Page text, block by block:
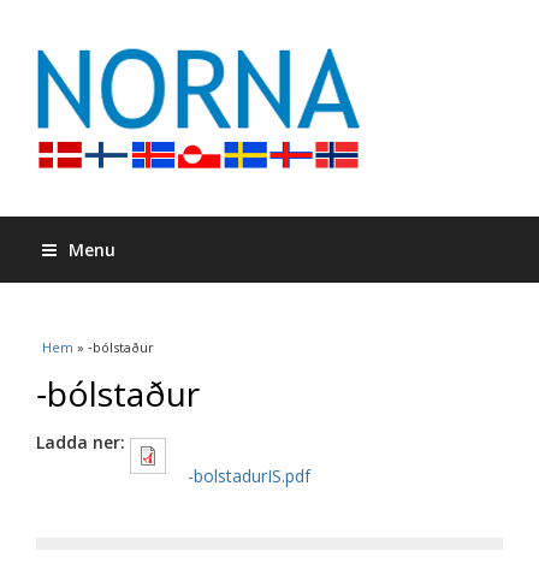
Menu
Du är här
Hem » ‐bólstaður
‐bólstaður
Ladda ner:
-bolstadurIS.pdf